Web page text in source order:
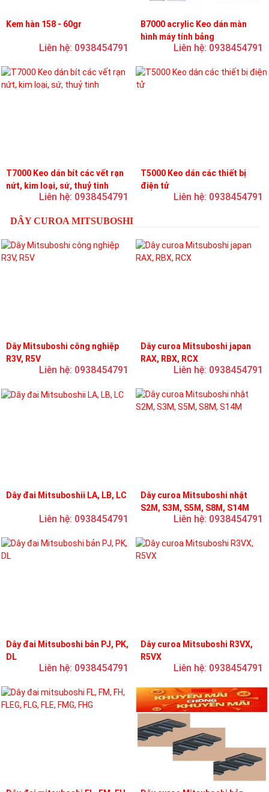
Kem hàn 158 - 60gr
Liên hệ: 0938454791
B7000 acrylic Keo dán màn
hình máy tính bảng
Liên hệ: 0938454791
T7000 Keo dán bít các vết rạn
nứt, kim loại, sứ, thuỷ tinh
Liên hệ: 0938454791
T5000 Keo dán các thiết bị
điện tử
Liên hệ: 0938454791
DÂY CUROA MITSUBOSHI
Dây Mitsuboshi công nghiệp
R3V, R5V
Liên hệ: 0938454791
Dây curoa Mitsuboshi japan
RAX, RBX, RCX
Liên hệ: 0938454791
Dây đai Mitsuboshii LA, LB, LC
Liên hệ: 0938454791
Dây curoa Mitsuboshi nhật
S2M, S3M, S5M, S8M, S14M
Liên hệ: 0938454791
Dây đai Mitsuboshi bản PJ, PK,
DL
Liên hệ: 0938454791
Dây curoa Mitsuboshi R3VX,
R5VX
Liên hệ: 0938454791